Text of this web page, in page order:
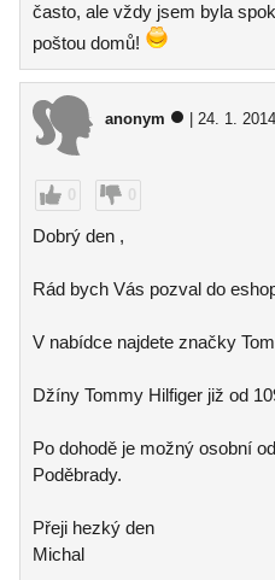
často, ale vždy jsem byla
poštou domů!
anonym | 24. 1.
0 0
Dobrý den ,
Rád bych Vás pozval do
V nabídce najdete značky
Džíny Tommy Hilfiger již od
Po dohodě je možný osobní
Poděbrady.
Přeji hezký den
Michal